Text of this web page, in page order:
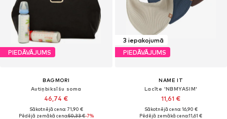
PIEDĀVĀJUMS
BAGMORI
Autiņbiksīšu soma
46,74 €
Sākotnējā cena: 71,90 €
Pēdējā zemākā cena:50,33 €-7%
3 iepakojumā
PIEDĀVĀJUMS
NAME IT
Lacīte 'NBMYASIM'
11,61 €
Sākotnējā cena: 16,90 €
Pēdējā zemākā cena:11,61 €